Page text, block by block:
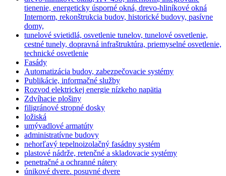
tienenie, energeticky úsporné okná, drevo-hliníkové okná
Internorm, rekonštrukcia budov, historické budovy, pasívne
domy,
tunelové svietidlá, osvetlenie tunelov, tunelové osvetlenie,
cestné tunely, dopravná infraštruktúra, priemyselné osvetlenie,
technické osvetlenie
Fasády
Automatizácia budov, zabezpečovacie systémy
Publikácie, informačné služby
Rozvod elektrickej energie nízkeho napätia
Zdvíhacie plošiny
filigránové stropné dosky
ložiská
umývadlové armatúty
administratívne budovy
nehorľavý tepelnoizolačný fasádny systém
plastové nádrže, retenčné a skladovacie systémy
penetračné a ochranné nátery
únikové dvere. posuvné dvere